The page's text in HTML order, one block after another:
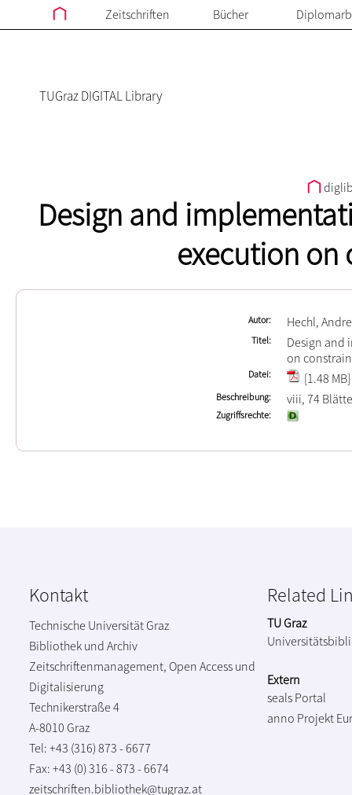
Zeitschriften Bücher
TUGraz DIGITAL Library
Design and
execution on
Autor Hechl,
Titel
Design and
on
Datei [1.48 MB]
Beschreibung viii, 74
Zugriffsrechte
Kontakt
Technische Universität Graz
Bibliothek und Archiv
Zeitschriftenmanagement, Open Access und
Digitalisierung
Technikerstraße 4
A-8010 Graz
Tel: +43 (316) 873 - 6677
Fax: +43 (0) 316 - 873 - 6674
zeitschriften.bibliothek@tugraz.at
Related
TU Graz
Extern
seals Portal
anno Projekt